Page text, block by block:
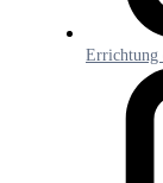
Errichtung